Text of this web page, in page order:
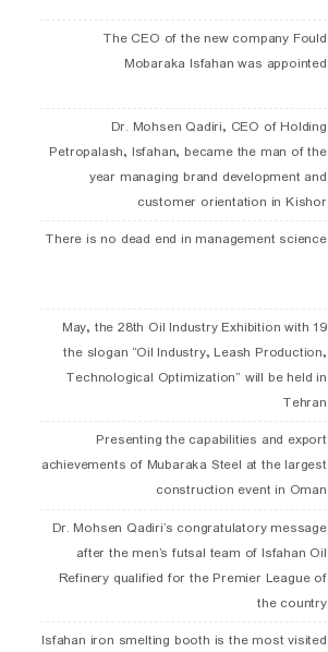
The CEO of the new company Fould
Mobaraka Isfahan was appointed
Dr. Mohsen Qadiri, CEO of Holding
Petropalash, Isfahan, became the man of the
year managing brand development and
customer orientation in Kishor
There is no dead end in management science
19 May, the 28th Oil Industry Exhibition with
the slogan “Oil Industry, Leash Production,
Technological Optimization” will be held in
Tehran
Presenting the capabilities and export
achievements of Mubaraka Steel at the largest
construction event in Oman
Dr. Mohsen Qadiri’s congratulatory message
after the men’s futsal team of Isfahan Oil
Refinery qualified for the Premier League of
the country
Isfahan iron smelting booth is the most visited